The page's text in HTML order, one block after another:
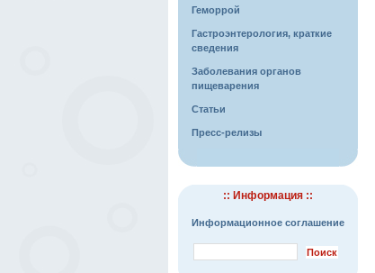
Геморрой
Гастроэнтерология, краткие
сведения
Заболевания органов
пищеварения
Статьи
Пресс-релизы
:: Информация ::
Информационное соглашение